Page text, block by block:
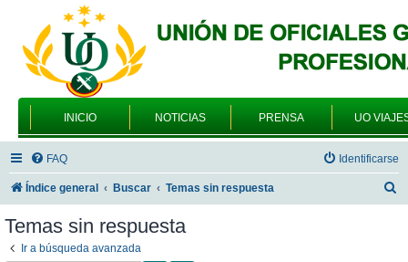
INICIO NOTICIAS PRENSA UO
FAQ Identificarse
Índice general Buscar Temas sin respuesta
Temas sin respuesta
Ir a búsqueda avanzada